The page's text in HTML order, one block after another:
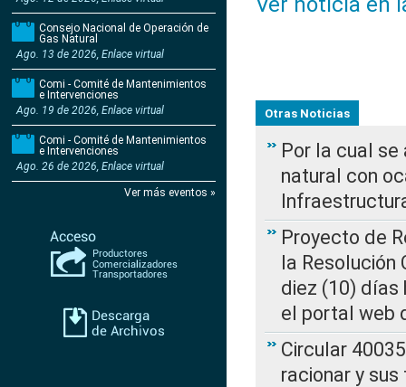
Consejo Nacional de Operación de
Gas Natural
Ago. 13 de 2026, Enlace virtual
Comi - Comité de Mantenimientos
e Intervenciones
Ago. 19 de 2026, Enlace virtual
Comi - Comité de Mantenimientos
e Intervenciones
Ago. 26 de 2026, Enlace virtual
Ver más eventos »
Otras Noticias
Por la cual
natural con
Proyecto de
la Resolución
diez (10) días
el portal web
Circular
racionar y